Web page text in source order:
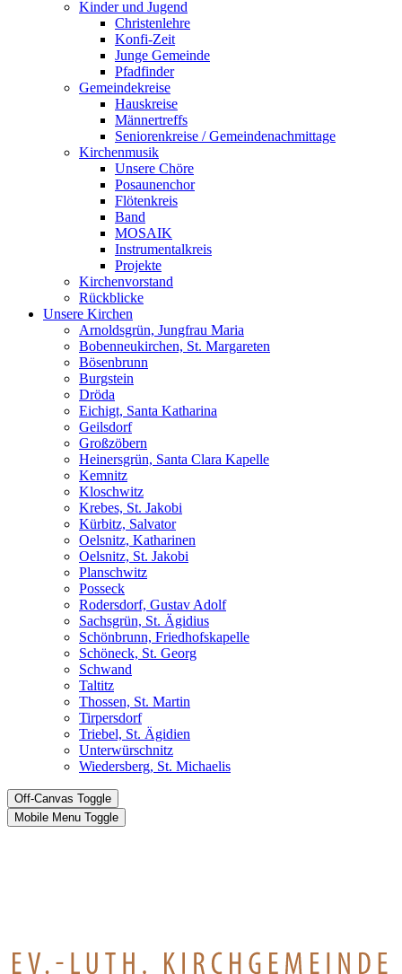
Kinder und Jugend
Christenlehre
Konfi-Zeit
Junge Gemeinde
Pfadfinder
Gemeindekreise
Hauskreise
Männertreffs
Seniorenkreise / Gemeindenachmittage
Kirchenmusik
Unsere Chöre
Posaunenchor
Flötenkreis
Band
MOSAIK
Instrumentalkreis
Projekte
Kirchenvorstand
Rückblicke
Unsere Kirchen
Arnoldsgrün, Jungfrau Maria
Bobenneukirchen, St. Margareten
Bösenbrunn
Burgstein
Dröda
Eichigt, Santa Katharina
Geilsdorf
Großzöbern
Heinersgrün, Santa Clara Kapelle
Kemnitz
Kloschwitz
Krebes, St. Jakobi
Kürbitz, Salvator
Oelsnitz, Katharinen
Oelsnitz, St. Jakobi
Planschwitz
Posseck
Rodersdorf, Gustav Adolf
Sachsgrün, St. Ägidius
Schönbrunn, Friedhofskapelle
Schöneck, St. Georg
Schwand
Taltitz
Thossen, St. Martin
Tirpersdorf
Triebel, St. Ägidien
Unterwürschnitz
Wiedersberg, St. Michaelis
Off-Canvas Toggle
Mobile Menu Toggle